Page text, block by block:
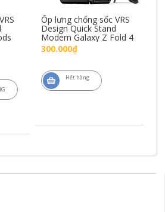
Ốp lưng chống sốc VRS
Design Quick Stand
Modern Galaxy Z Fold 4
300.000₫
Hết hàng